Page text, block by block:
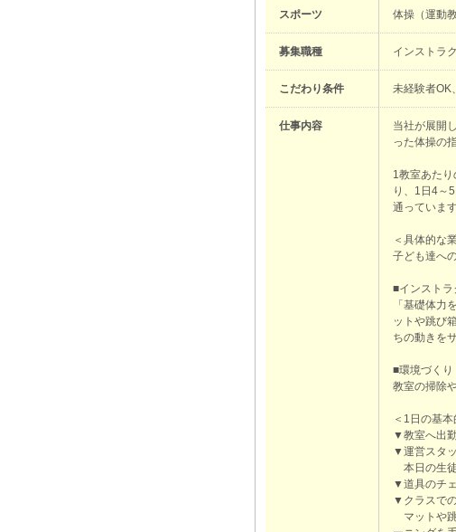
スポーツ 体操（運動教
募集職種 インストラ
こだわり条件 未経験者OK
仕事内容
当社が展開
った体操の
1教室あた
り、1日4～
通っています
＜具体的な
子ども達へ
■インストラ
「基礎体力
ットや跳び
ちの動きを
■環境づくり
教室の掃除
＜1日の基本
▼教室へ出
▼運営スタ
本日の生徒
▼道具のチ
▼クラスで
マットや